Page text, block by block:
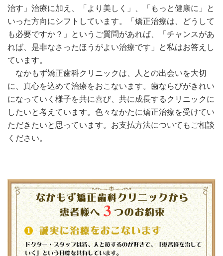
治す」治療に加え、「より美しく」、「もっと健康に」と
いった方向にシフトしています。「矯正治療は、どうして
も必要ですか？」というご質問があれば、「チャンスがあ
れば、是非なさったほうがよい治療です」と私はお答えし
ています。
なかもず矯正歯科クリニックは、人との出会いを大切
に、真心を込めて治療をおこないます。歯ならびがきれい
になっていく様子を共に喜び、共に成長するクリニックに
したいと考えています。色々なかたに矯正治療を受けてい
ただきたいと思っています。お支払方法についてもご相談
ください。